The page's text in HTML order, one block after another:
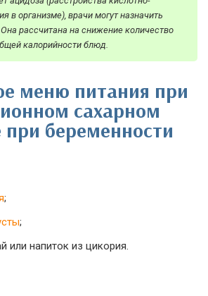
в организме), врачи могут назначить
рассчитана на снижение количество
калорийности блюд.
меню питания при
сахарном
при беременности
;
;
или напиток из цикория.